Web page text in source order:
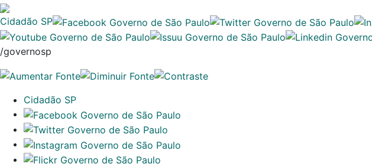
Cidadão SP
/governosp
Cidadão SP